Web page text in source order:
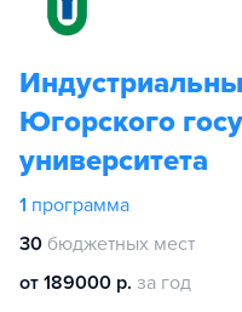
Югорского
университета
1 программа
30 бюджетных мест
от 189000 р. за год